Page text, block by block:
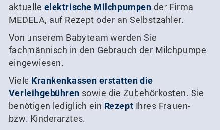
aktuelle elektrische Milchpumpen der Firma
MEDELA, auf Rezept oder an Selbstzahler.
Von unserem Babyteam werden Sie
fachmännisch in den Gebrauch der Milchpumpe
eingewiesen.
Viele Krankenkassen erstatten die
Verleihgebühren sowie die Zubehörkosten. Sie
benötigen lediglich ein Rezept Ihres Frauen-
bzw. Kinderarztes.